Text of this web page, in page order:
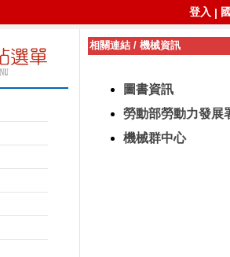
登入 |
相關連結 / 機械資訊
圖書資訊
勞動部勞動力發展
機械群中心